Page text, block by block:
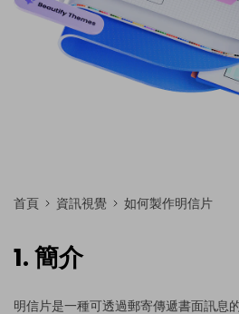
首頁 資訊視覺 如何製作明信片
1. 簡介
明信片是一種可透過郵寄傳遞書面訊息